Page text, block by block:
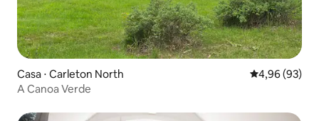
Casa ⋅ Carleton North 4,96 de uma
4,96 (93)
A Canoa Verde